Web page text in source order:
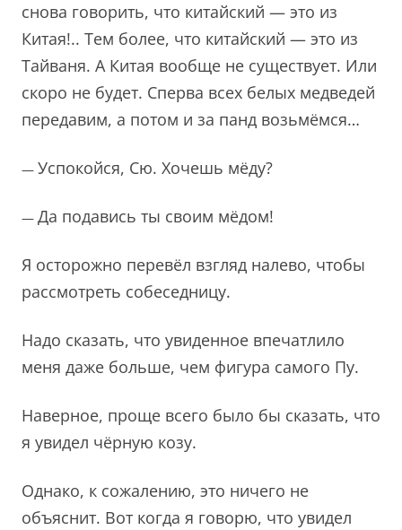
снова говорить, что китайский — это из
Китая!.. Тем более, что китайский — это из
Тайваня. А Китая вообще не существует. Или
скоро не будет. Сперва всех белых медведей
передавим, а потом и за панд возьмёмся…
— Успокойся, Сю. Хочешь мёду?
— Да подавись ты своим мёдом!
Я осторожно перевёл взгляд налево, чтобы
рассмотреть собеседницу.
Надо сказать, что увиденное впечатлило
меня даже больше, чем фигура самого Пу.
Наверное, проще всего было бы сказать, что
я увидел чёрную козу.
Однако, к сожалению, это ничего не
объяснит. Вот когда я говорю, что увидел